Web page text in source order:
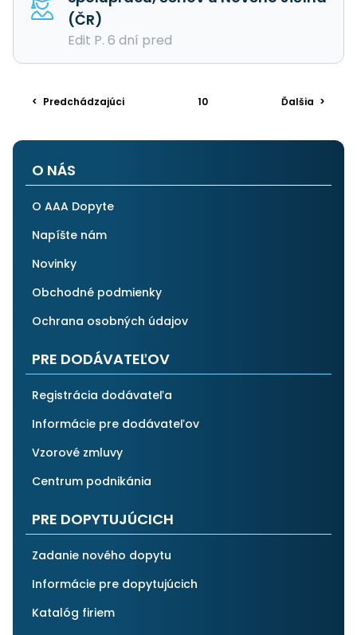
(ČR)
Edit P. 6 dní pred
< Predchádzajúci 10 Ďalšia >
O NÁS
O AAA Dopyte
Napíšte nám
Novinky
Obchodné podmienky
Ochrana osobných údajov
PRE DODÁVATEĽOV
Registrácia dodávateľa
Informácie pre dodávateľov
Vzorové zmluvy
Centrum podnikánia
PRE DOPYTUJÚCICH
Zadanie nového dopytu
Informácie pre dopytujúcich
Katalóg firiem